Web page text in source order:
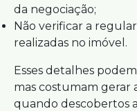
da negociação;
Não verificar a
realizadas no imóvel.
Esses detalhes
mas costumam gerar
quando descobertos